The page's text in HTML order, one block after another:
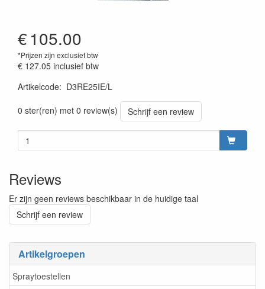
Artikelgroepen
Spraytoestellen
€105.00
*Prijzen zijn exclusief btw
€ 127.05 inclusief btw
Artikelcode: D3RE25IE/L
0 ster(ren) met 0 review(s)
Schrijf een review
Reviews
Er zijn geen reviews beschikbaar in de huidige taal
Schrijf een review